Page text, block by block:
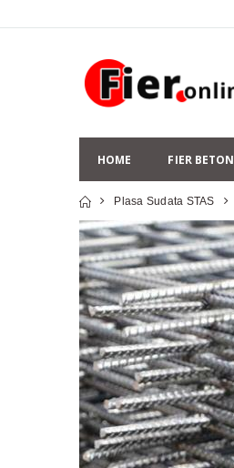
HOME FIER BETON
Plasa Sudata STAS